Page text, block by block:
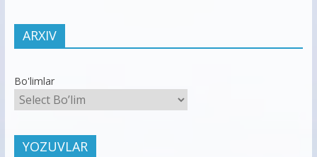
ARXIV
Bo'limlar
YOZUVLAR